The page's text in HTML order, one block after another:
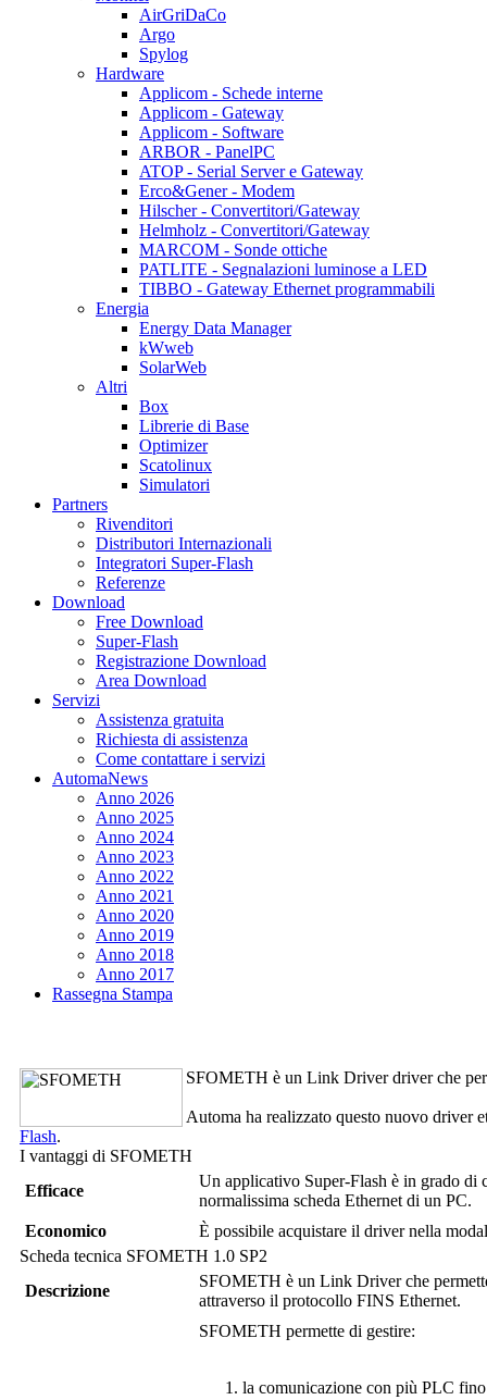
AirGriDaCo
Argo
Spylog
Hardware
Applicom - Schede interne
Applicom - Gateway
Applicom - Software
ARBOR - PanelPC
ATOP - Serial Server e Gateway
Erco&Gener - Modem
Hilscher - Convertitori/Gateway
Helmholz - Convertitori/Gateway
MARCOM - Sonde ottiche
PATLITE - Segnalazioni luminose a LED
TIBBO - Gateway Ethernet programmabili
Energia
Energy Data Manager
kWweb
SolarWeb
Altri
Box
Librerie di Base
Optimizer
Scatolinux
Simulatori
Partners
Rivenditori
Distributori Internazionali
Integratori Super-Flash
Referenze
Download
Free Download
Super-Flash
Registrazione Download
Area Download
Servizi
Assistenza gratuita
Richiesta di assistenza
Come contattare i servizi
AutomaNews
Anno 2026
Anno 2025
Anno 2024
Anno 2023
Anno 2022
Anno 2021
Anno 2020
Anno 2019
Anno 2018
Anno 2017
Rassegna Stampa
SFOMETH è un Link Driverdriver che
Automa ha realizzato questo nuovo driver
Flash.
I vantaggi di SFOMETH
Efficace
Un applicativo Super-Flash è in grado di
normalissima scheda Ethernet di un PC.
Economico
È possibile acquistare il driver nella
Scheda tecnica SFOMETH 1.0 SP2
Descrizione
SFOMETH è un Link Driverche
attraverso il protocollo FINS Ethernet.
SFOMETH permette di gestire:
la comunicazione con più PLC